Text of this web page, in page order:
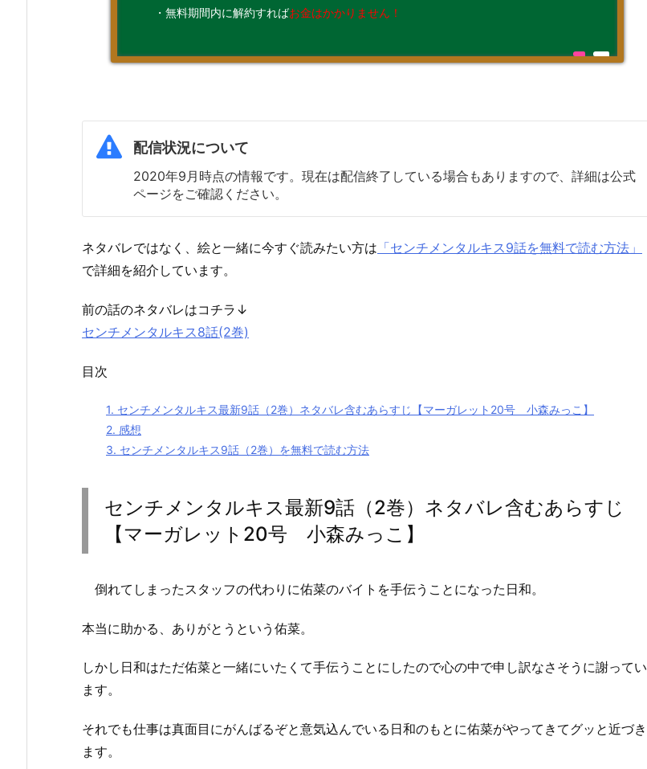
・無料期間内に解約すればお金はかかりません！
配信状況について
2020年9月時点の情報です。現在は配信終了している場合もありますので、詳細は公式
ページをご確認ください。
ネタバレではなく、絵と一緒に今すぐ読みたい方は 「センチメンタルキス9話を無料で読む方法」
で詳細を紹介しています。
前の話のネタバレはコチラ↓
センチメンタルキス8話(2巻)
目次
1. センチメンタルキス最新9話（2巻）ネタバレ含むあらすじ【マーガレット20号 小森みっこ】
2. 感想
3. センチメンタルキス9話（2巻）を無料で読む方法
センチメンタルキス最新9話（2巻）ネタバレ含むあらすじ
【マーガレット20号 小森みっこ】
倒れてしまったスタッフの代わりに佑菜のバイトを手伝うことになった日和。
本当に助かる、ありがとうという佑菜。
しかし日和はただ佑菜と一緒にいたくて手伝うことにしたので心の中で申し訳なさそうに謝ってい
ます。
それでも仕事は真面目にがんばるぞと意気込んでいる日和のもとに佑菜がやってきてグッと近づき
ます。